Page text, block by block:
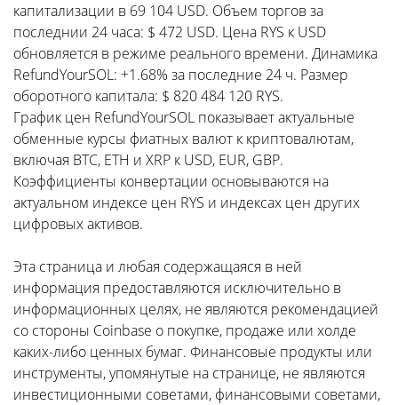
капитализации в 69 104 USD. Объем торгов за
последнии 24 часа: $ 472 USD. Цена RYS к USD
обновляется в режиме реального времени. Динамика
RefundYourSOL: +1.68% за последние 24 ч. Размер
оборотного капитала: $ 820 484 120 RYS.
График цен RefundYourSOL показывает актуальные
обменные курсы фиатных валют к криптовалютам,
включая BTC, ETH и XRP к USD, EUR, GBP.
Коэффициенты конвертации основываются на
актуальном индексе цен RYS и индексах цен других
цифровых активов.
Эта страница и любая содержащаяся в ней
информация предоставляются исключительно в
информационных целях, не являются рекомендацией
со стороны Coinbase о покупке, продаже или холде
каких-либо ценных бумаг. Финансовые продукты или
инструменты, упомянутые на странице, не являются
инвестиционными советами, финансовыми советами,